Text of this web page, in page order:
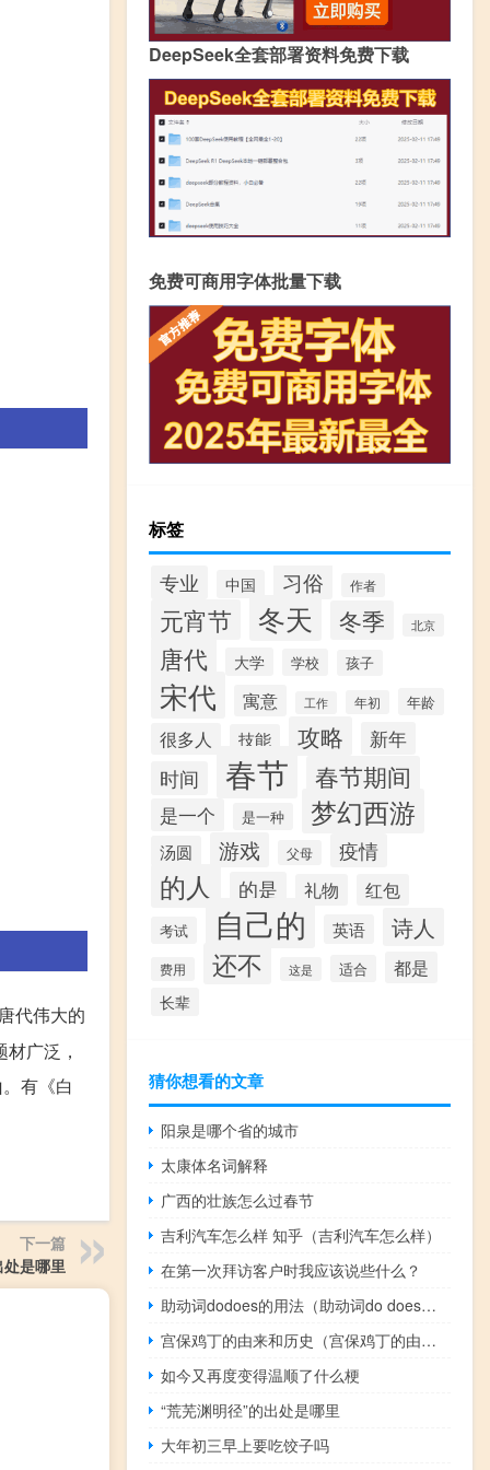
代伟大的
广泛，
有《白
下一篇
处是哪里
DeepSeek全套部署资料免费下载
免费可商用字体批量下载
标签
专业 中国 习俗 作者
元宵节 冬天 冬季 北京
唐代 大学 学校 孩子
宋代 寓意 工作 年初 年龄
很多人 技能 攻略 新年
时间 春节 春节期间
是一个 是一种 梦幻西游
汤圆 游戏 父母 疫情
的人 的是 礼物 红包
考试 自己的 英语 诗人
费用 还不 这是 适合 都是
长辈
猜你想看的文章
阳泉是哪个省的城市
太康体名词解释
广西的壮族怎么过春节
吉利汽车怎么样 知乎（吉利汽车怎么样）
在第一次拜访客户时我应该说些什么？
助动词dodoes的用法（助动词do does的用法）
宫保鸡丁的由来和历史（宫保鸡丁的由来）
如今又再度变得温顺了什么梗
“荒芜渊明径”的出处是哪里
大年初三早上要吃饺子吗